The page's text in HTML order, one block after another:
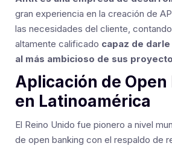
gran experiencia en la creación de
las necesidades del cliente,
altamente calificado capaz de
al más ambicioso de sus
Aplicación de Open
en Latinoamérica
El Reino Unido fue pionero a nivel
de open banking con el respaldo de